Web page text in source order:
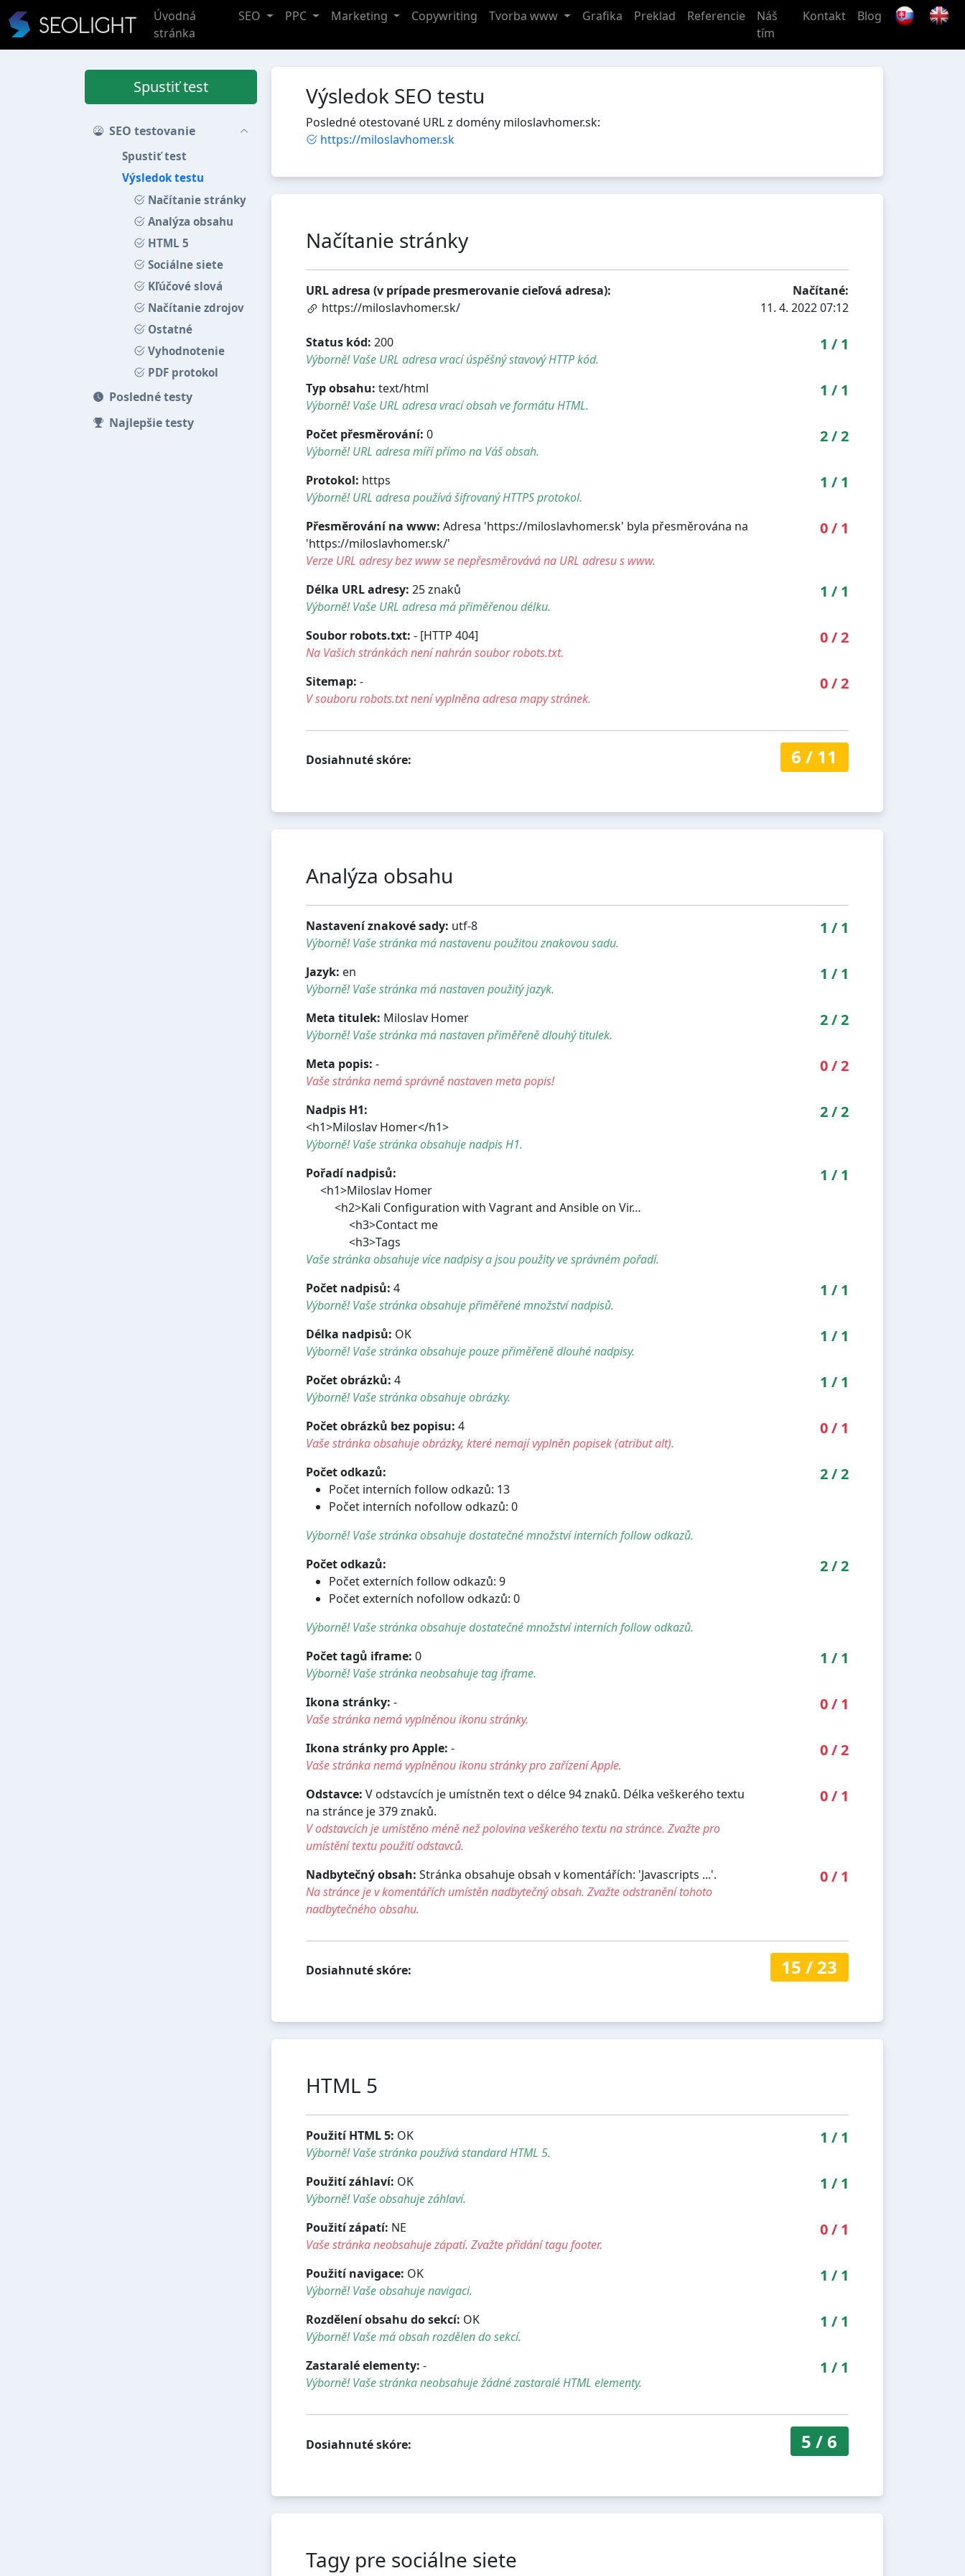
Úvodná
stránka
SEO PPC Marketing Copywriting Tvorba www Grafika Preklad Referencie
Náš
tím
Kontakt Blog
Spustiť test
SEO testovanie
Spustiť test
Výsledok testu
Načítanie stránky
Analýza obsahu
HTML 5
Sociálne siete
Kľúčové slová
Načítanie zdrojov
Ostatné
Vyhodnotenie
PDF protokol
Posledné testy
Najlepšie testy
Výsledok SEO testu
Posledné otestované URL z domény miloslavhomer.sk:
https://miloslavhomer.sk
Načítanie stránky
URL adresa (v prípade presmerovanie cieľová adresa):
https://miloslavhomer.sk/
Načítané:
11. 4. 2022 07:12
Status kód: 200
Výborně! Vaše URL adresa vrací úspěšný stavový HTTP kód.
1 / 1
Typ obsahu: text/html
Výborně! Vaše URL adresa vrací obsah ve formátu HTML.
1 / 1
Počet přesměrování: 0
Výborně! URL adresa míří přímo na Váš obsah.
2/2
Protokol: https
Výborně! URL adresa používá šifrovaný HTTPS protokol.
1 / 1
Přesměrování na www: Adresa 'https://miloslavhomer.sk' byla přesměrována na
'https://miloslavhomer.sk/'
Verze URL adresy bez www se nepřesměrovává na URL adresu s www.
0/ 1
Délka URL adresy: 25 znaků
Výborně! Vaše URL adresa má přiměřenou délku.
1 / 1
Soubor robots.txt: - [HTTP 404]
Na Vašich stránkách není nahrán soubor robots.txt.
0/2
Sitemap: -
V souboru robots.txt není vyplněna adresa mapy stránek.
0/2
Dosiahnuté skóre: 6 / 11
Analýza obsahu
Nastavení znakové sady: utf-8
Výborně! Vaše stránka má nastavenu použitou znakovou sadu.
1 / 1
Jazyk: en
Výborně! Vaše stránka má nastaven použitý jazyk.
1 / 1
Meta titulek: Miloslav Homer
Výborně! Vaše stránka má nastaven přiměřeně dlouhý titulek.
2/2
Meta popis: -
Vaše stránka nemá správně nastaven meta popis!
0/2
Nadpis H1:
<h1>Miloslav Homer</h1>
Výborně! Vaše stránka obsahuje nadpis H1.
2/2
Pořadí nadpisů:
<h1>Miloslav Homer
<h2>Kali Configuration with Vagrant and Ansible on Vir…
<h3>Contact me
<h3>Tags
Vaše stránka obsahuje více nadpisy a jsou použity ve správném pořadí.
1 / 1
Počet nadpisů: 4
Výborně! Vaše stránka obsahuje přiměřené množství nadpisů.
1 / 1
Délka nadpisů: OK
Výborně! Vaše stránka obsahuje pouze přiměřeně dlouhé nadpisy.
1 / 1
Počet obrázků: 4
Výborně! Vaše stránka obsahuje obrázky.
1 / 1
Počet obrázků bez popisu: 4
Vaše stránka obsahuje obrázky, které nemají vyplněn popisek (atribut alt).
0/ 1
Počet odkazů:
Počet interních follow odkazů: 13
Počet interních nofollow odkazů: 0
Výborně! Vaše stránka obsahuje dostatečné množství interních follow odkazů.
2/2
Počet odkazů:
Počet externích follow odkazů: 9
Počet externích nofollow odkazů: 0
Výborně! Vaše stránka obsahuje dostatečné množství interních follow odkazů.
2/2
Počet tagů iframe: 0
Výborně! Vaše stránka neobsahuje tag iframe.
1 / 1
Ikona stránky: -
Vaše stránka nemá vyplněnou ikonu stránky.
0/ 1
Ikona stránky pro Apple: -
Vaše stránka nemá vyplněnou ikonu stránky pro zařízení Apple.
0/2
Odstavce: V odstavcích je umístněn text o délce 94 znaků. Délka veškerého textu
na stránce je 379 znaků.
V odstavcích je umístěno méně než polovina veškerého textu na stránce. Zvažte pro
umístění textu použití odstavců.
0/ 1
Nadbytečný obsah: Stránka obsahuje obsah v komentářích: 'Javascripts ...'.
Na stránce je v komentářích umístěn nadbytečný obsah. Zvažte odstranění tohoto
nadbytečného obsahu.
0/ 1
Dosiahnuté skóre: 15 / 23
HTML 5
Použití HTML 5: OK
Výborně! Vaše stránka používá standard HTML 5.
1 / 1
Použití záhlaví: OK
Výborně! Vaše obsahuje záhlaví.
1 / 1
Použití zápatí: NE
Vaše stránka neobsahuje zápatí. Zvažte přidání tagu footer.
0/ 1
Použití navigace: OK
Výborně! Vaše obsahuje navigaci.
1 / 1
Rozdělení obsahu do sekcí: OK
Výborně! Vaše má obsah rozdělen do sekcí.
1 / 1
Zastaralé elementy: -
Výborně! Vaše stránka neobsahuje žádné zastaralé HTML elementy.
1 / 1
Dosiahnuté skóre: 5 /6
Tagy pre sociálne siete